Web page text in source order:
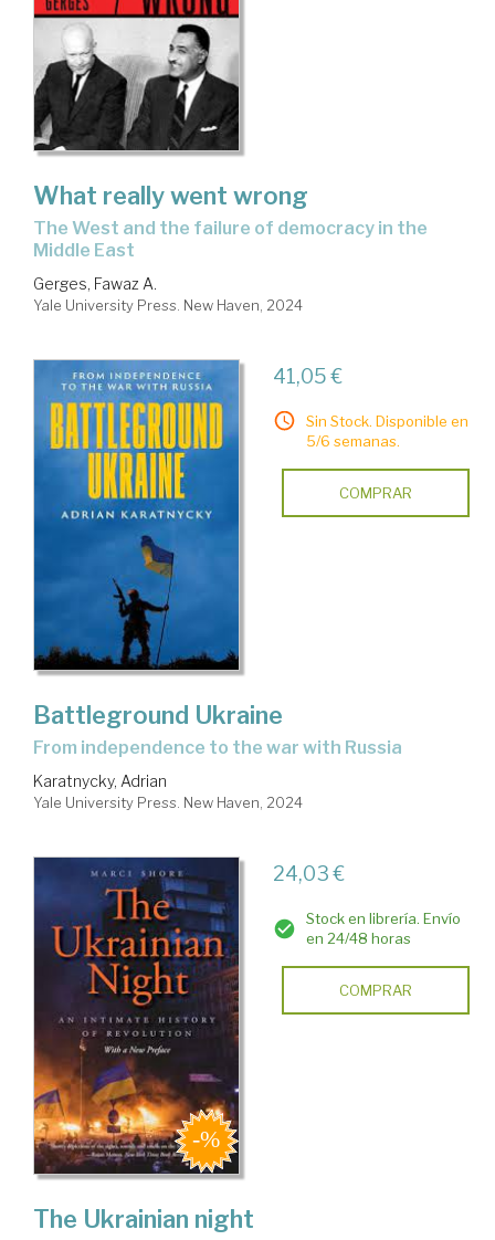
What really went wrong
the West and the failure of democracy in the
Middle East
Gerges, Fawaz A.
Yale University Press. New Haven, 2024
41,05 €
Sin Stock. Disponible en
5/6 semanas.
COMPRAR
Battleground Ukraine
from independence to the war with Russia
Karatnycky, Adrian
Yale University Press. New Haven, 2024
24,03 €
Stock en librería. Envío
en 24/48 horas
COMPRAR
The Ukrainian night